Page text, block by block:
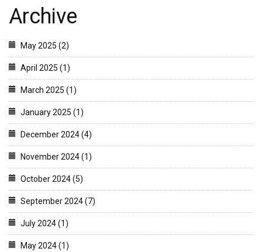
Archive
May 2025 (2)
April 2025 (1)
March 2025 (1)
January 2025 (1)
December 2024 (4)
November 2024 (1)
October 2024 (5)
September 2024 (7)
July 2024 (1)
May 2024 (1)